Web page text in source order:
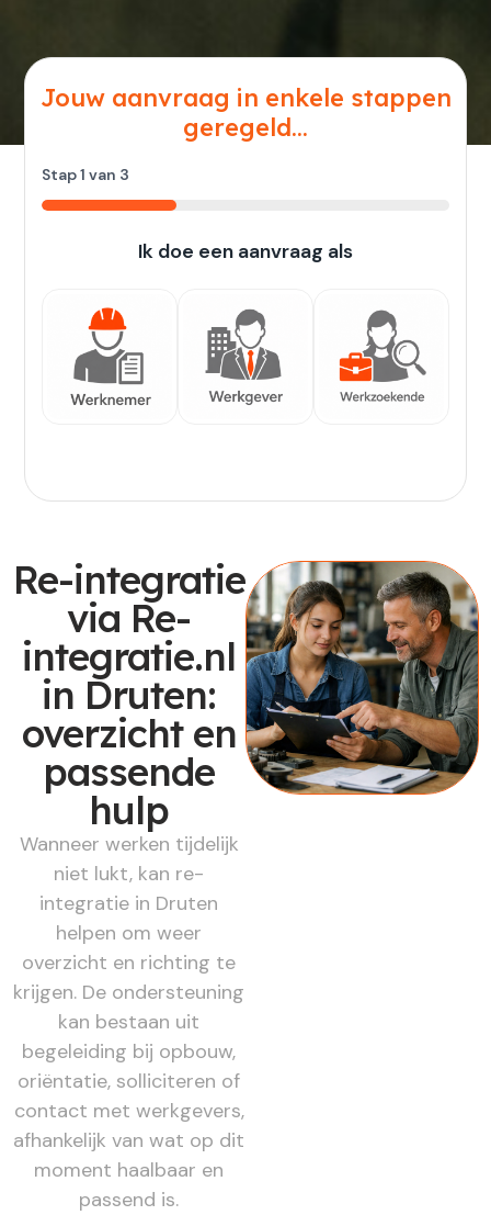
Jouw aanvraag in enkele stappen
geregeld...
Stap1 van 3
33%
Ik doe een aanvraag als
Re-integratie
via Re-
integratie.nl
in Druten:
overzicht en
passende
hulp
Wanneer werken tijdelijk
niet lukt, kan re-
integratie in Druten
helpen om weer
overzicht en richting te
krijgen. De ondersteuning
kan bestaan uit
begeleiding bij opbouw,
oriëntatie, solliciteren of
contact met werkgevers,
afhankelijk van wat op dit
moment haalbaar en
passend is.